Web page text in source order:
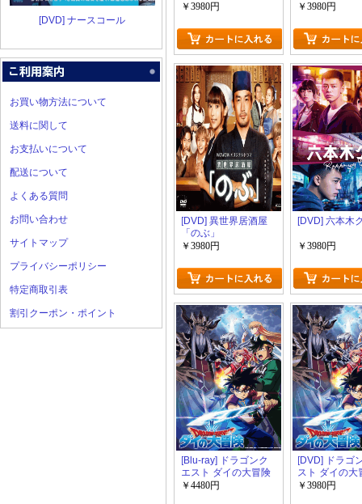
[DVD] ナースコール
お買い物方法について
送料に関して
お支払いについて
配送について
よくある質問
お問い合わせ
サイトマップ
プライバシーポリシー
特定商取引表
割引クーポン・ポイント
￥3980円
￥3980円
[DVD] 異世界居酒屋
「のぶ」
￥3980円
[DVD] 六本木
￥3980円
[Blu-ray] ドラゴンク
エスト ダイの大冒険
￥4480円
[DVD] ドラゴ
スト ダイの大
￥3980円